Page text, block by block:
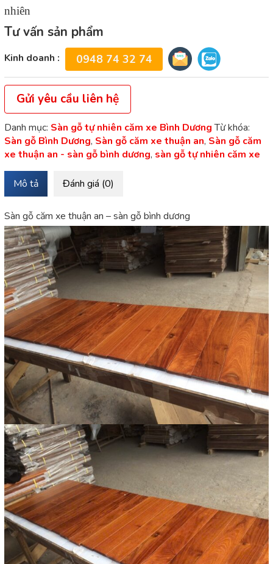
nhiên
Tư vấn sản phẩm
Kinh doanh : 0948 74 32 74
Gửi yêu cầu liên hệ
Danh mục: Sàn gỗ tự nhiên căm xe Bình Dương Từ khóa:
Sàn gỗ Bình Dương, Sàn gỗ căm xe thuận an, Sàn gỗ căm
xe thuận an - sàn gỗ bình dương, sàn gỗ tự nhiên căm xe
Mô tả Đánh giá (0)
Sàn gỗ căm xe thuận an – sàn gỗ bình dương